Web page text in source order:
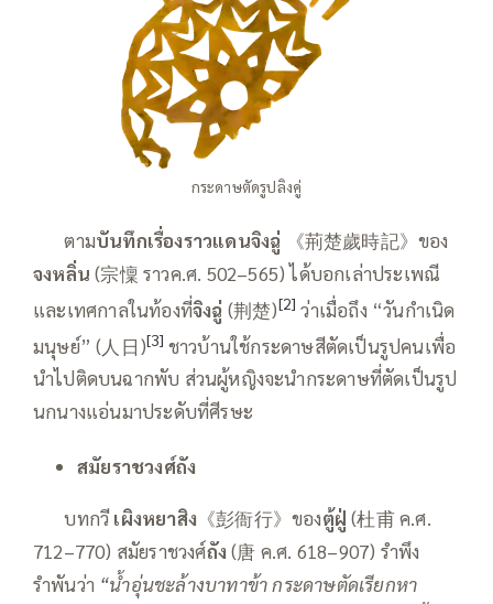
กระดาษตัดรูปลิงคู่
——ตามบันทึกเรื่องราวแดนจิงฉู่ 《荊楚歲時記》ของ
จงหลิ่น (宗懍 ราวค.ศ. 502–565) ได้บอกเล่าประเพณี
และเทศกาลในท้องที่จิงฉู่ (荆楚)[2] ว่าเมื่อถึง “วันกำเนิด
มนุษย์” (人日)[3] ชาวบ้านใช้กระดาษสีตัดเป็นรูปคนเพื่อ
นำไปติดบนฉากพับ ส่วนผู้หญิงจะนำกระดาษที่ตัดเป็นรูป
นกนางแอ่นมาประดับที่ศีรษะ
สมัยราชวงศ์ถัง
——บทกวีเผิงหยาสิง 《彭衙行》ของตู้ฝู่(杜甫 ค.ศ.
712–770) สมัยราชวงศ์ถัง (唐 ค.ศ. 618–907) รำพึง
รำพันว่า “น้ำอุ่นชะล้างบาทาข้า กระดาษตัดเรียกหา